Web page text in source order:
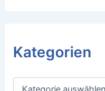
Kategorien
K